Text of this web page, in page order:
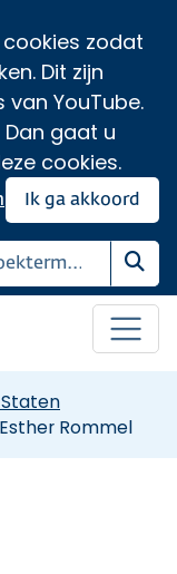
zodat
Dit zijn
YouTube.
gaat u
cookies.
Ik ga akkoord
Esther Rommel